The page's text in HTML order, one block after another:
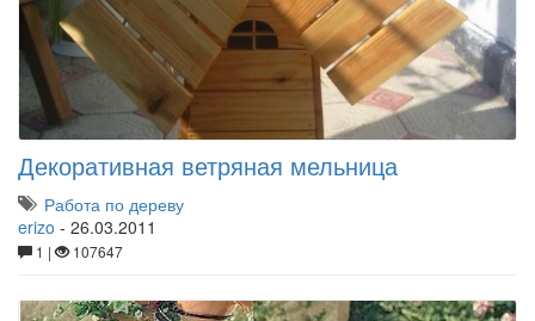
Декоративная ветряная мельница
Работа по дереву
erizo - 26.03.2011
1 | 107647